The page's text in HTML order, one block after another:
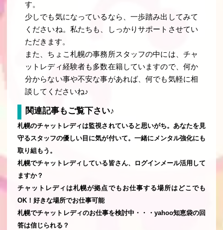
す。
少しでも気になっているなら、一歩踏み出してみて
くださいね。私たちも、しっかりサポートさせてい
ただきます。
また、ちょこ札幌の事務所スタッフの中には、チャ
ットレディ経験者も多数在籍していますので、何か
分からない事や不安な事があれば、何でも気軽に相
談してくださいね♪
関連記事もご覧下さい♪
札幌のチャットレディは監視されていると思いがち。あなたを見
守るスタッフの優しい目に気が付いて。一緒にメンタル強化にも
取り組もう。
札幌でチャットレディしている皆さん、ログインメール活用して
ますか？
チャットレディは札幌が拠点でもお仕事する場所はどこでも
OK！好きな場所でお仕事可能
札幌でチャットレディのお仕事を検討中・・・yahoo知恵袋の回
答は信じられる？